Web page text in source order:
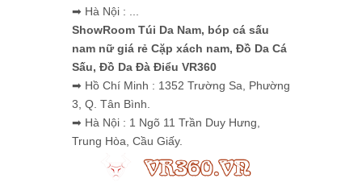
➡ Hà Nội : ...
ShowRoom Túi Da Nam, bóp cá sấu
nam nữ giá rẻ Cặp xách nam, Đồ Da Cá
Sấu, Đồ Da Đà Điểu VR360
➡ Hồ Chí Minh : 1352 Trường Sa, Phường
3, Q. Tân Bình.
➡ Hà Nội : 1 Ngõ 11 Trần Duy Hưng,
Trung Hòa, Cầu Giấy.